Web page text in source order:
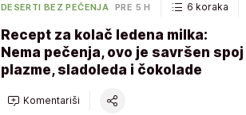
DESERTI BEZ PEČENJA PRE 5 H 6 koraka
Recept za kolač ledena milka:
Nema pečenja, ovo je savršen spoj
plazme, sladoleda i čokolade
Komentariši